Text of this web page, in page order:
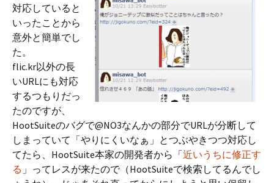
対応していると
いったことから
意外と簡単でし
た。
flic.kr以外の長
いURLにも対応
するつもりだっ
たのですが、
HootSuiteのバグで@NO3なんかの部分でURLが分断して
しまっていて「やりにくいなぁ」とつぶやきつつ対応し
てたら、HootSuite本家の開発者から「近いうちに修正す
る 」ってレスが来たので（HootSuiteで検索してるんでし